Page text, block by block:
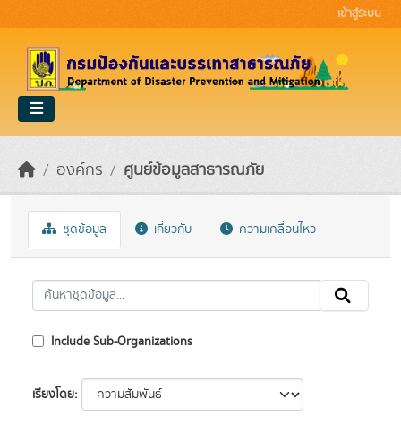
เข้าสู่ระบบ
องค์กร ศูนย์ข้อมูลสาธารณภัย
ชุดข้อมูล เกี่ยวกับ ความเคลื่อนไหว
Include Sub-Organizations
เรียงโดย